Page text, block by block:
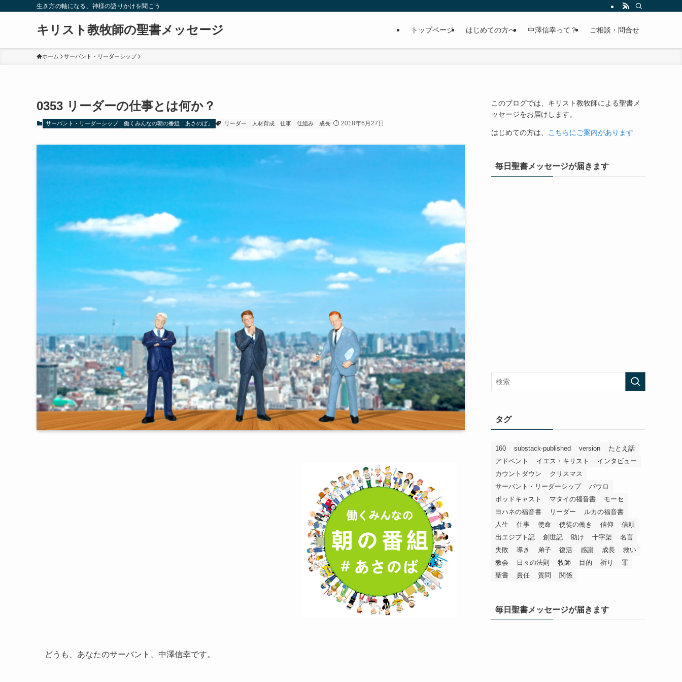
生き方の軸になる、神様の語りかけを聞こう
キリスト教牧師の聖書メッセージ トップページ はじめての方へ 中澤信幸って？ ご相談・問合せ
ホーム サーバント・リーダーシップ
0353 リーダーの仕事とは何か？
サーバント・リーダーシップ 働くみんなの朝の番組「あさのば」 リーダー 人材育成 仕事 仕組み 成長 2018年6月27日
どうも、あなたのサーバント、中澤信幸です。
このブログでは、キリスト教牧師による聖書メ
ッセージをお届けします。
はじめての方は、 こちらにご案内があります
毎日聖書メッセージが届きます
タグ
160 substack-published version
たとえ話
アドベント
イエス・キリスト
インタビュー
カウントダウン
クリスマス
サーバント・リーダーシップ
パウロ
ポッドキャスト
マタイの福音書
モーセ
ヨハネの福音書
リーダー
ルカの福音書
人生
仕事 使命 使徒の働き 信仰
信頼
出エジプト記
創世記 助け 十字架
名言
失敗
導き 弟子 復活 感謝 成長
救い
教会
日々の法則 牧師 目的 祈り
罪
聖書
責任 質問 関係
毎日聖書メッセージが届きます